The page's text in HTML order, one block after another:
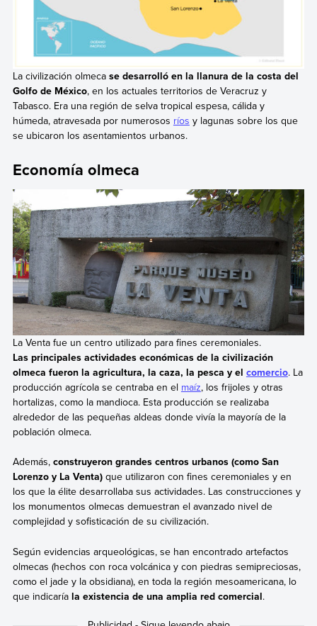
La civilización olmecase desarrolló en la llanura de la costa del
Golfo de México, en los actuales territorios de Veracruz y
Tabasco. Era una región de selva tropical espesa, cálida y
húmeda, atravesada por numerosos ríos y lagunas sobre los que
se ubicaron los asentamientos urbanos.
Economía olmeca
La Venta fue un centro utilizado para fines ceremoniales.
Las principales actividades económicas de la civilización
olmeca fueron la agricultura, la caza, la pesca y el comercio. La
producción agrícola se centraba en el maíz, los frijoles y otras
hortalizas, como la mandioca. Esta producción se realizaba
alrededor de las pequeñas aldeas donde vivía la mayoría de la
población olmeca.
Además, construyeron grandes centros urbanos (como San
Lorenzo y La Venta)que utilizaron con fines ceremoniales y en
los que la élite desarrollaba sus actividades. Las construcciones y
los monumentos olmecas demuestran el avanzado nivel de
complejidad y sofisticación de su civilización.
Según evidencias arqueológicas, se han encontrado artefactos
olmecas (hechos con roca volcánica y con piedras semipreciosas,
como el jade y la obsidiana), en toda la región mesoamericana, lo
que indicaría la existencia de una amplia red comercial.